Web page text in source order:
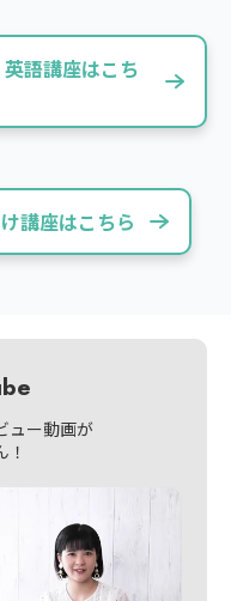
語講座はこち
講座はこちら
ュー動画が